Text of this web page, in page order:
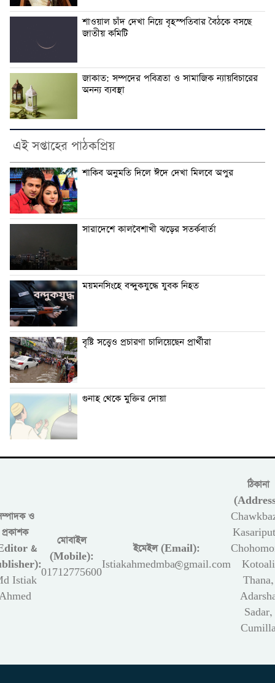
শাওয়াল চাঁদ দেখা নিয়ে বৃহস্পতিবার বৈঠকে বসছে
জাতীয় কমিটি
জাকাত: সম্পদের পবিত্রতা ও সামাজিক ন্যায়বিচারের
অনন্য ব্যবস্থা
এই সপ্তাহের পাঠকপ্রিয়
শাকিব অনুমতি দিলে ঈদে দেখা মিলবে অপুর
সারাদেশে কালবৈশাখী ঝড়ের সতর্কবার্তা
ময়মনসিংহে বন্দুকযুদ্ধে যুবক নিহত
বৃষ্টি সত্ত্বেও প্রচারণা চালিয়েছেন প্রার্থীরা
গুনাহ থেকে মুক্তির দোয়া
ও
প্রকাশক
&
Istiak
মোবাইল
(Mobile):
01712775600
ইমেইল (Email):
Istiakahmedmba@gmail.com
ঠিকানা
Kotoali
Thana,
Sadar,